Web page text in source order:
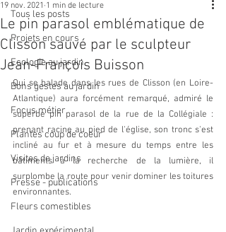
Tous les posts
Projets en cours
Ecologie au jardin
Bons gestes au jardin
Focus métier
Plantes coup de coeur
Visites de jardins
Presse - publications
Fleurs comestibles
Le pin parasol emblématique de
Clisson sauvé par le sculpteur
Jean-François Buisson
19 nov. 2021 1 min de lecture
Qui se balade dans les rues de Clisson (en Loire-
Atlantique) aura forcément remarqué, admiré le
superbe pin parasol de la rue de la Collégiale :
prenant racine au pied de l'église, son tronc s'est
incliné au fur et à mesure du temps entre les
bâtiments à la recherche de la lumière, il
surplombe la route pour venir dominer les toitures
environnantes.